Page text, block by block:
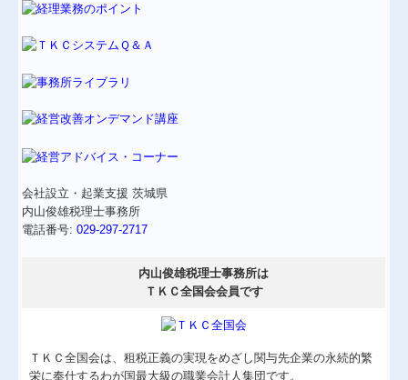
お役立ち情報
関連リンク
リンク集
個人情報保護法
経営革新等支援機関とは
会社設立・起業支援 茨城県
内山俊雄税理士事務所
電話番号:029-297-2717
内山俊雄税理士事務所は
ＴＫＣ全国会会員です
ＴＫＣ全国会は、租税正義の実現をめざし関与先企業の永続的繁
栄に奉仕するわが国最大級の職業会計人集団です。